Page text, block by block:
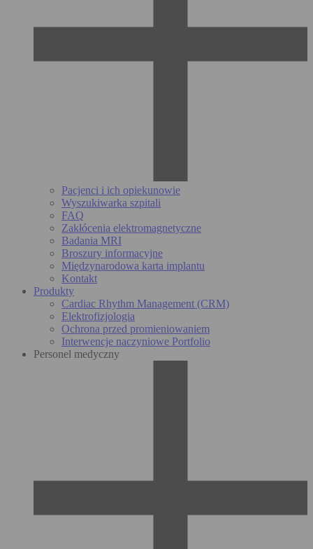
Pacjenci i ich opiekunowie
Wyszukiwarka szpitali
FAQ
Zakłócenia elektromagnetyczne
Badania MRI
Broszury informacyjne
Międzynarodowa karta implantu
Kontakt
Produkty
Cardiac Rhythm Management (CRM)
Elektrofizjologia
Ochrona przed promieniowaniem
Interwencje naczyniowe Portfolio
Personel medyczny